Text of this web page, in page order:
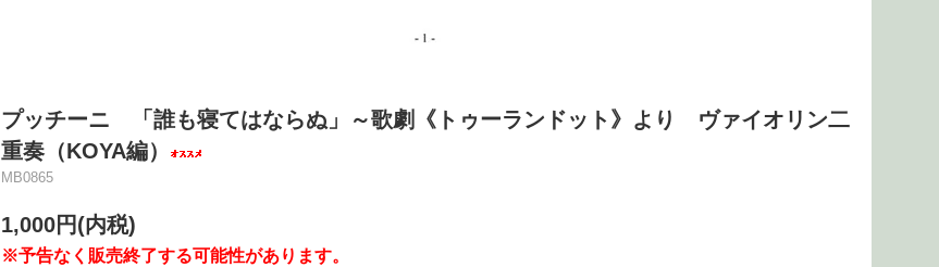
プッチーニ 「誰も寝てはならぬ」～歌劇《トゥーランドット》より ヴァイオリン二
重奏（KOYA編）
MB0865
1,000円(内税)
※予告なく販売終了する可能性があります。